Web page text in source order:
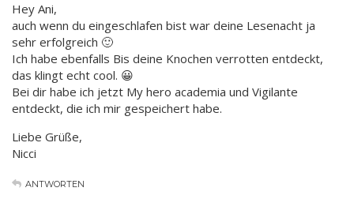
Hey Ani,
auch wenn du eingeschlafen bist war deine Lesenacht ja
sehr erfolgreich 🙂
Ich habe ebenfalls Bis deine Knochen verrotten entdeckt,
das klingt echt cool. 😀
Bei dir habe ich jetzt My hero academia und Vigilante
entdeckt, die ich mir gespeichert habe.
Liebe Grüße,
Nicci
ANTWORTEN